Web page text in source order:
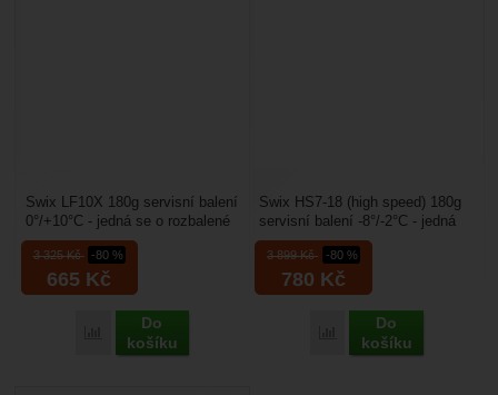
3 325Kč -80 %
665 Kč
Porovnat
Do
košíku
Swix LF10X 180g servisní balení
0°/+10°C - jedná se o rozbalené
servisní balení, které obsahuje 5
ks...
3 899Kč -80 %
780 Kč
Porovnat
Do
košíku
Swix HS7-18 (high speed) 180g
servisní balení -8°/-2°C - jedná
se o rozbalené servisní balení,
které...